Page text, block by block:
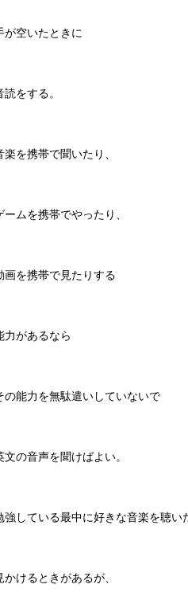
が空いたときに
読をする。
楽を携帯で聞いたり、
ームを携帯でやったり、
画を携帯で見たりする
力があるなら
の能力を無駄遣いしていないで
文の音声を聞けばよい。
強している最中に好きな音楽を聴い
かけるときがあるが、